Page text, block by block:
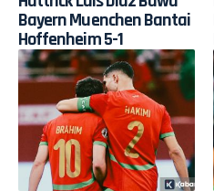
Bayern Muenchen Bantai
Hoffenheim 5-1